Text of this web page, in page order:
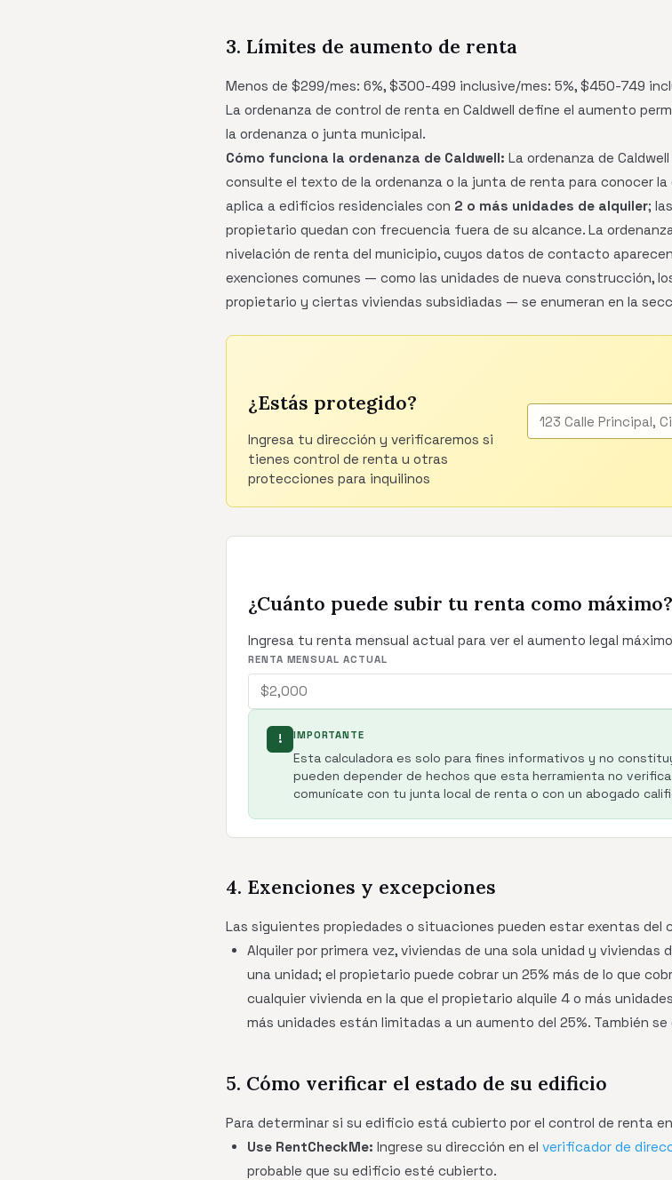
3. Límites de aumento de renta
Menos de $299/mes: 6%, $300-499 inclusive/mes: 5%, $450-749
La ordenanza de control de renta en Caldwell define el aumento
la ordenanza o junta municipal.
Cómo funciona la ordenanza de Caldwell: La ordenanza de
consulte el texto de la ordenanza o la junta de renta para conocer
aplica a edificios residenciales con 2 o más unidades de alquiler;
propietario quedan con frecuencia fuera de su alcance. La
nivelación de renta del municipio, cuyos datos de contacto
exenciones comunes — como las unidades de nueva construcción,
propietario y ciertas viviendas subsidiadas — se enumeran en la
¿Estás protegido?
Ingresa tu dirección y verificaremos si
tienes control de renta u otras
protecciones para inquilinos
¿Cuánto puede subir tu renta como máximo?
Ingresa tu renta mensual actual para ver el aumento legal
RENTA MENSUAL ACTUAL
! IMPORTANTE
Esta calculadora es solo para fines informativos y no
pueden depender de hechos que esta herramienta no
comunícate con tu junta local de renta o con un abogado
4. Exenciones y excepciones
Las siguientes propiedades o situaciones pueden estar exentas del
Alquiler por primera vez, viviendas de una sola unidad y
una unidad; el propietario puede cobrar un 25% más de lo que
cualquier vivienda en la que el propietario alquile 4 o más
más unidades están limitadas a un aumento del 25%. También
5. Cómo verificar el estado de su edificio
Para determinar si su edificio está cubierto por el control de renta en
Use RentCheckMe: Ingrese su dirección en el verificador de
probable que su edificio esté cubierto.